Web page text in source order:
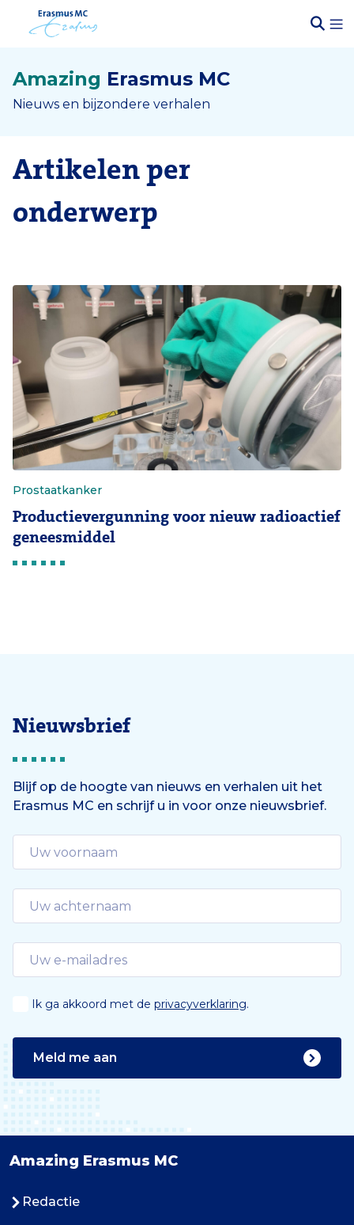
Amazing Erasmus MC
Nieuws en bijzondere verhalen
Artikelen per
onderwerp
Prostaatkanker
Productievergunning voor nieuw radioactief
geneesmiddel
Nieuwsbrief
Blijf op de hoogte van nieuws en verhalen uit het
Erasmus MC en schrijf u in voor onze nieuwsbrief.
Ik ga akkoord met de privacyverklaring.
Meld me aan
Amazing Erasmus MC
Redactie